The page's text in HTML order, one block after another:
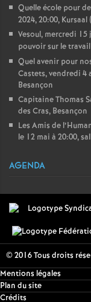
Quelle école pour
2024, 20:00,
Vesoul, mercredi
pouvoir sur le
Quel avenir pour
Castets, vendredi 4
Besançon
Capitaine Thomas
des Cras, Besançon
Les Amis de
le 12 mai à 20:00,
AGENDA
© 2016 Tous droits
Mentions légales
Plan du site
Crédits